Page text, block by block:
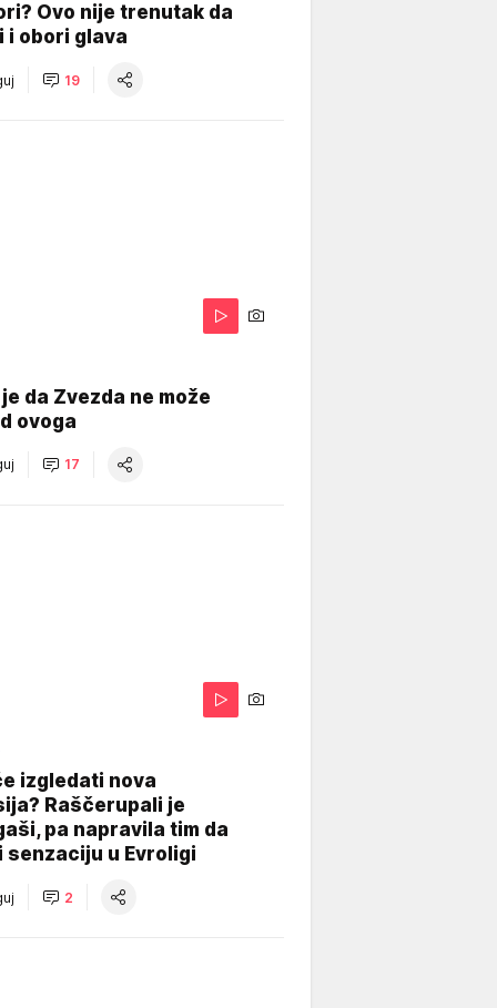
Ovo nije trenutak da
i obori glava
19
da Zvezda ne može
ovoga
17
izgledati nova
Raščerupali je
pa napravila tim da
senzaciju u Evroligi
2